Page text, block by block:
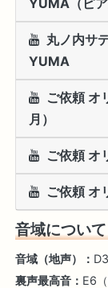
丸ノ内サ
YUMA
ご依頼 オ
月）
ご依頼 オ
ご依頼 オ
音域について
音域（地声）：
裏声最高音： E6